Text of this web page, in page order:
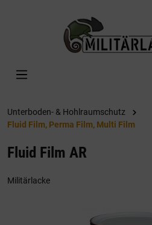
Unterboden- & Hohlraumschutz
Fluid Film, Perma Film, Multi Film
Fluid Film AR
Militärlacke
Bildergalerie überspringen